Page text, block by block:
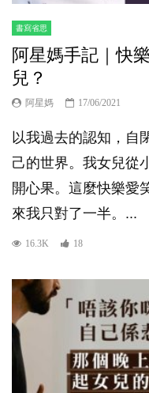
書寫省思
阿星媽手記｜快
兒？
阿星媽 17/06/2021
以我過去的認知，自
己的世界。我女兒從
開心果。這麼快樂愛
來我只對了一半。...
16.3K 18